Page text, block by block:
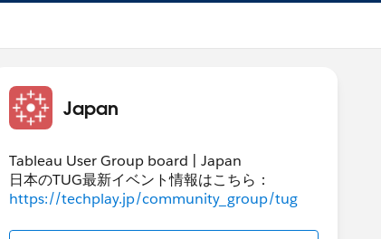
Japan
Tableau User Group board | Japan
日本のTUG最新イベント情報はこちら：
https://techplay.jp/community_group/tug